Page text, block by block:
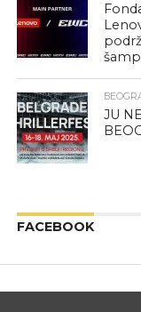
JU
FACEBOOK